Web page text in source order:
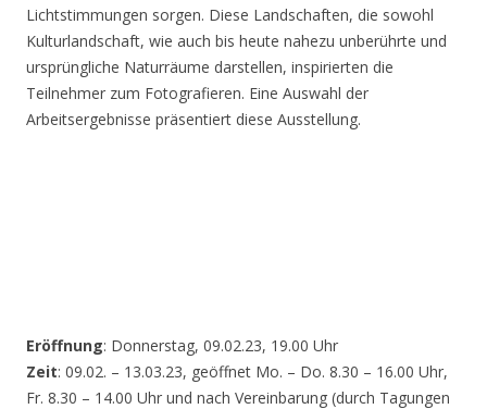
Lichtstimmungen sorgen. Diese Landschaften, die sowohl
Kulturlandschaft, wie auch bis heute nahezu unberührte und
ursprüngliche Naturräume darstellen, inspirierten die
Teilnehmer zum Fotografieren. Eine Auswahl der
Arbeitsergebnisse präsentiert diese Ausstellung.
Eröffnung: Donnerstag, 09.02.23, 19.00 Uhr
Zeit: 09.02. – 13.03.23, geöffnet Mo. – Do. 8.30 – 16.00 Uhr,
Fr. 8.30 – 14.00 Uhr und nach Vereinbarung (durch Tagungen